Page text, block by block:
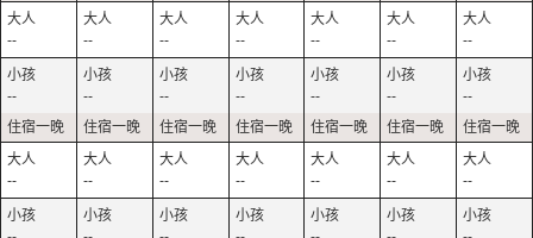
--
--
--
--
--
--
--
--
--
--
--
--
--
--
--
--
--
--
--
--
--